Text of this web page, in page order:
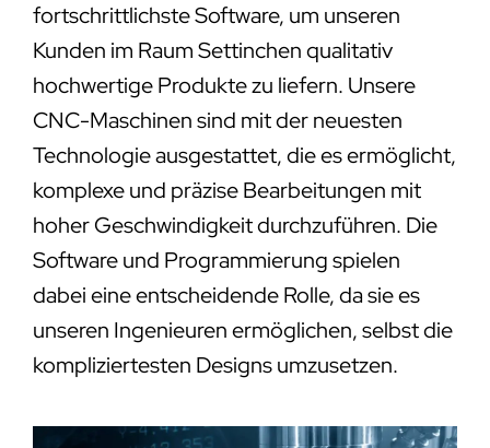
fortschrittlichste Software, um unseren
Kunden im Raum Settinchen qualitativ
hochwertige Produkte zu liefern. Unsere
CNC-Maschinen sind mit der neuesten
Technologie ausgestattet, die es ermöglicht,
komplexe und präzise Bearbeitungen mit
hoher Geschwindigkeit durchzuführen. Die
Software und Programmierung spielen
dabei eine entscheidende Rolle, da sie es
unseren Ingenieuren ermöglichen, selbst die
kompliziertesten Designs umzusetzen.